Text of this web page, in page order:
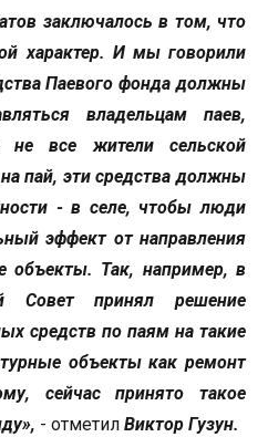
заключалось в том, что
характер. И мы говорили
Паевого фонда должны
владельцам паев,
не все жители сельской
пай, эти средства должны
- в селе, чтобы люди
эффект от направления
объекты. Так, например, в
Совет принял решение
средств по паям на такие
объекты как ремонт
сейчас принято такое
- отметил Виктор Гузун.